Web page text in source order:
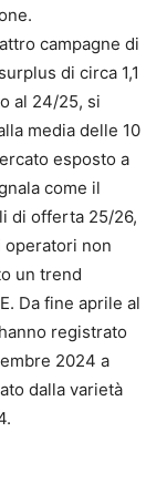
campagne di
di circa 1,1
al 24/25, si
media delle 10
esposto a
come il
di offerta 25/26,
operatori non
un trend
Da fine aprile al
registrato
2024 a
dalla varietà